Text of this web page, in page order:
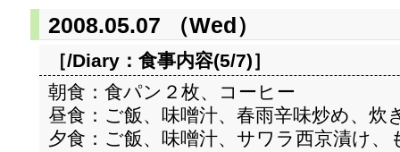
2008.05.07 （Wed）
［/Diary： 食事内容(5/7)］
朝食：食パン２枚、コーヒー
昼食：ご飯、味噌汁、春雨辛味炒め、炊
夕食：ご飯、味噌汁、サワラ西京漬け、